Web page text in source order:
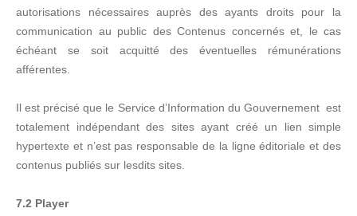
autorisations nécessaires auprès des ayants droits pour la
communication au public des Contenus concernés et, le cas
échéant se soit acquitté des éventuelles rémunérations
afférentes.
Il est précisé que le Service d’Information du Gouvernement est
totalement indépendant des sites ayant créé un lien simple
hypertexte et n’est pas responsable de la ligne éditoriale et des
contenus publiés sur lesdits sites.
7.2 Player